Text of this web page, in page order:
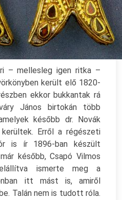
– mellesleg igen ritka –
került elő 1820-
ekkor bukkantak rá
János birtokán több
később dr. Novák
Erről a régészeti
is ír 1896-ban készült
később, Csapó Vilmos
ismerte meg a
itt mást is, amiről
Talán nem is tudott róla.